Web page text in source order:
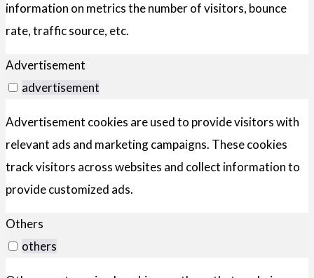
information on metrics the number of visitors, bounce
rate, traffic source, etc.
Advertisement
advertisement
Advertisement cookies are used to provide visitors with
relevant ads and marketing campaigns. These cookies
track visitors across websites and collect information to
provide customized ads.
Others
others